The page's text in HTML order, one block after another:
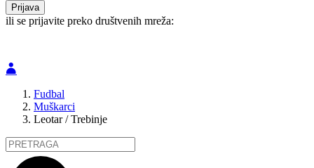
ili se prijavite preko društvenih mreža:
Fudbal
Muškarci
Leotar / Trebinje